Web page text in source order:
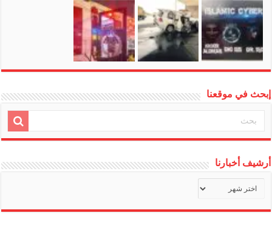
إبحث في موقعنا
أرشيف أخبارنا
أخبارنا